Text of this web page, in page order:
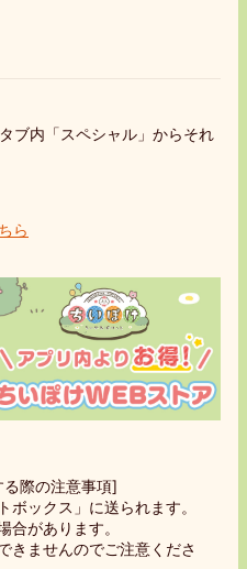
ブ内「スペシャル」からそれ
ら
際の注意事項]
ボックス」に送られます。
合があります。
きませんのでご注意くださ